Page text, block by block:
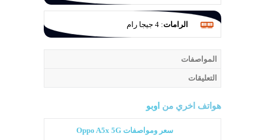
الرامات: 4 جيجا رام
المواصفات
التعليقات
هواتف اخري من اوبو
سعر ومواصفات Oppo A5x 5G